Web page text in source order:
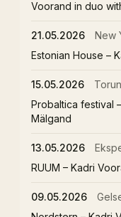
Voorand in duo
21.05.2026
New
Estonian House –
15.05.2026
Probaltica festival
Mälgand
13.05.2026
RUUM – Kadri
09.05.2026